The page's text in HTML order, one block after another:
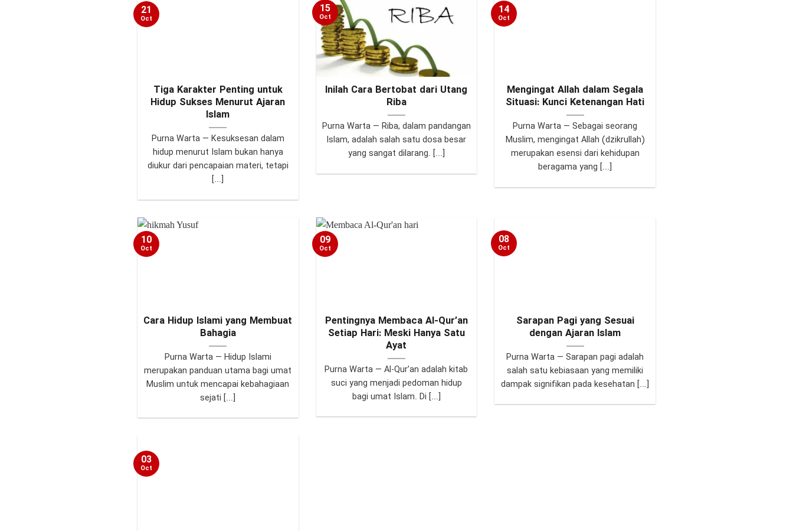
Tiga Karakter Penting untuk
Hidup Sukses Menurut Ajaran
Islam
Purna Warta — Kesuksesan dalam
hidup menurut Islam bukan hanya
diukur dari pencapaian materi, tetapi
[...]
21
Oct
Inilah Cara Bertobat dari Utang
Riba
Purna Warta — Riba, dalam pandangan
Islam, adalah salah satu dosa besar
yang sangat dilarang. [...]
15
Oct
Mengingat Allah dalam Segala
Situasi: Kunci Ketenangan Hati
Purna Warta — Sebagai seorang
Muslim, mengingat Allah (dzikrullah)
merupakan esensi dari kehidupan
beragama yang [...]
14
Oct
Cara Hidup Islami yang Membuat
Bahagia
Purna Warta — Hidup Islami
merupakan panduan utama bagi umat
Muslim untuk mencapai kebahagiaan
sejati [...]
10
Oct
Pentingnya Membaca Al-Qur’an
Setiap Hari: Meski Hanya Satu
Ayat
Purna Warta — Al-Qur’an adalah kitab
suci yang menjadi pedoman hidup
bagi umat Islam. Di [...]
09
Oct
Sarapan Pagi yang Sesuai
dengan Ajaran Islam
Purna Warta — Sarapan pagi adalah
salah satu kebiasaan yang memiliki
dampak signifikan pada kesehatan [...]
08
Oct
03
Oct